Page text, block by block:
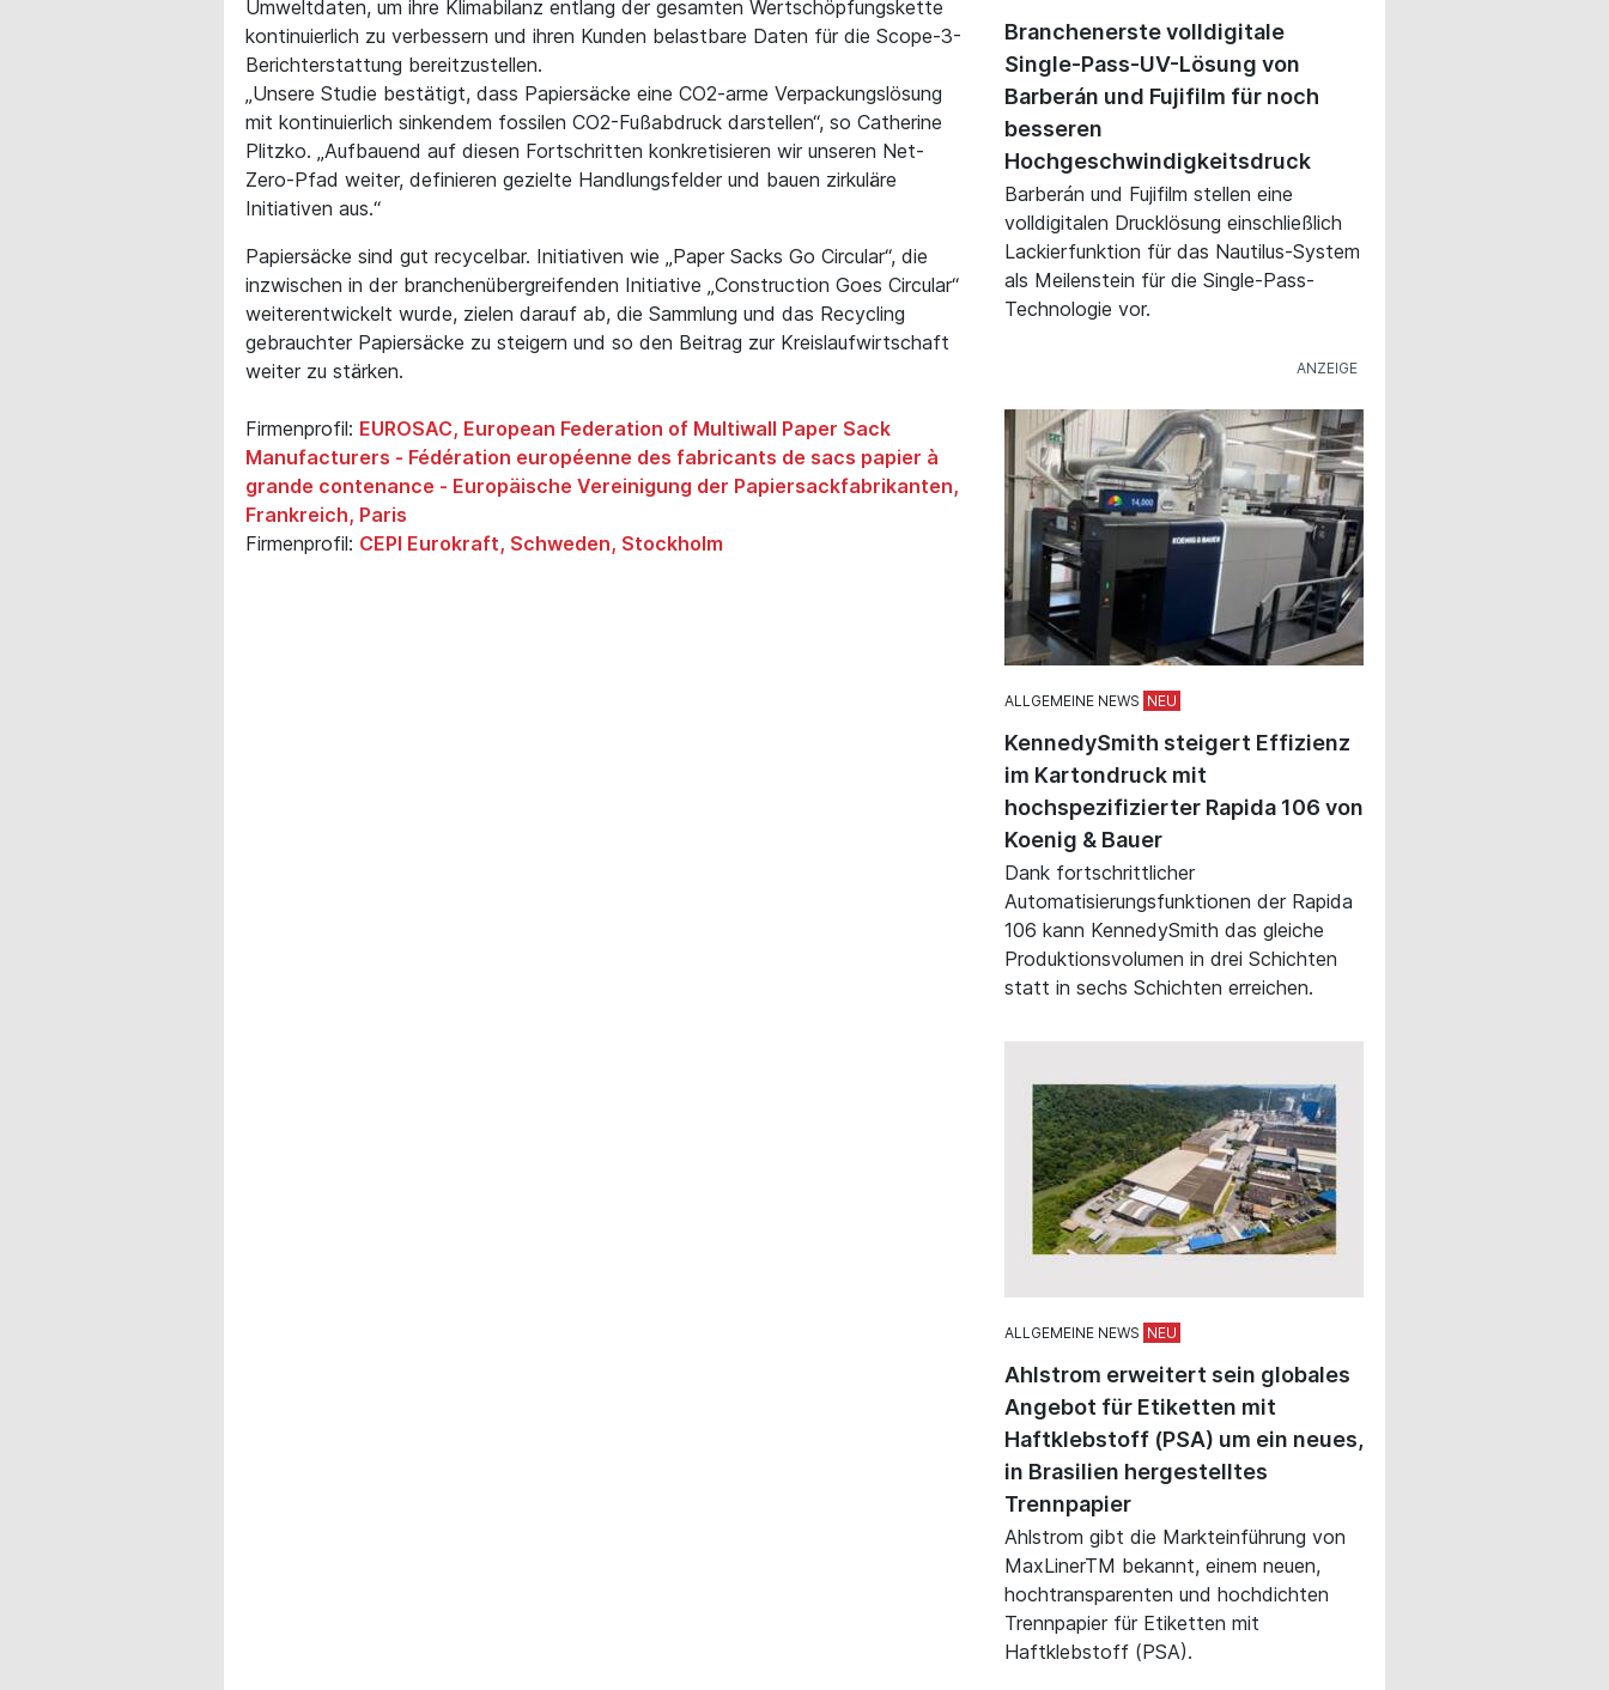
Umweltdaten, um ihre Klimabilanz entlang der gesamten Wertschöpfungskette
kontinuierlich zu verbessern und ihren Kunden belastbare Daten für die Scope-3-
Berichterstattung bereitzustellen.
„Unsere Studie bestätigt, dass Papiersäcke eine CO2-arme Verpackungslösung
mit kontinuierlich sinkendem fossilen CO2-Fußabdruck darstellen“, so Catherine
Plitzko. „Aufbauend auf diesen Fortschritten konkretisieren wir unseren Net-
Zero-Pfad weiter, definieren gezielte Handlungsfelder und bauen zirkuläre
Initiativen aus.“
Papiersäcke sind gut recycelbar. Initiativen wie „Paper Sacks Go Circular“, die
inzwischen in der branchenübergreifenden Initiative „Construction Goes Circular“
weiterentwickelt wurde, zielen darauf ab, die Sammlung und das Recycling
gebrauchter Papiersäcke zu steigern und so den Beitrag zur Kreislaufwirtschaft
weiter zu stärken.
Firmenprofil: EUROSAC, European Federation of Multiwall Paper Sack
Manufacturers - Fédération européenne des fabricants de sacs papier à
grande contenance - Europäische Vereinigung der Papiersackfabrikanten,
Frankreich, Paris
Firmenprofil: CEPI Eurokraft, Schweden, Stockholm
Branchenerste volldigitale
Single-Pass-UV-Lösung von
Barberán und Fujifilm für noch
besseren
Hochgeschwindigkeitsdruck
Barberán und Fujifilm stellen eine
volldigitalen Drucklösung einschließlich
Lackierfunktion für das Nautilus-System
als Meilenstein für die Single-Pass-
Technologie vor.
ALLGEMEINE NEWS
KennedySmith steigert Effizienz
im Kartondruck mit
hochspezifizierter Rapida 106 von
Koenig & Bauer
Dank fortschrittlicher
Automatisierungsfunktionen der Rapida
106 kann KennedySmith das gleiche
Produktionsvolumen in drei Schichten
statt in sechs Schichten erreichen.
ALLGEMEINE NEWS
Ahlstrom erweitert sein globales
Angebot für Etiketten mit
Haftklebstoff (PSA) um ein neues,
in Brasilien hergestelltes
Trennpapier
Ahlstrom gibt die Markteinführung von
MaxLinerTM bekannt, einem neuen,
hochtransparenten und hochdichten
Trennpapier für Etiketten mit
Haftklebstoff (PSA).